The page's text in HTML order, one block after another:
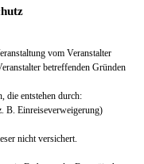
vom Veranstalter
betreffenden Gründen
die entstehen durch:
B. Einreiseverweigerung)
nicht versichert.